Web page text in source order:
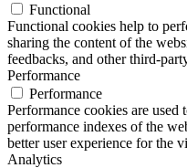
Functional
Functional cookies help to
sharing the content of the
feedbacks, and other third-
Performance
Performance
Performance cookies are used
performance indexes of the
better user experience for the
Analytics